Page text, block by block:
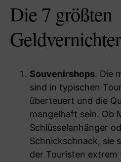
Die 7 größten
Souvenirshops. Die
sind in typischen
überteuert und die
mangelhaft sein. Ob
Schlüsselanhänger
Schnickschnack, sie
der Touristen extrem